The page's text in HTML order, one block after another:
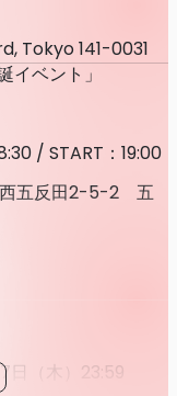
Tokyo 141-0031
イベント」
/ START：19:00
西五反田2-5-2 五
日（木）23:59